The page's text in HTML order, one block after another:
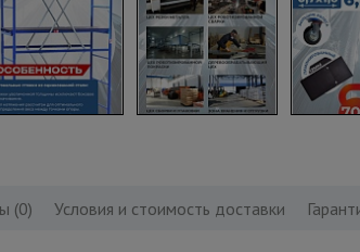
(0) Условия и стоимость доставки